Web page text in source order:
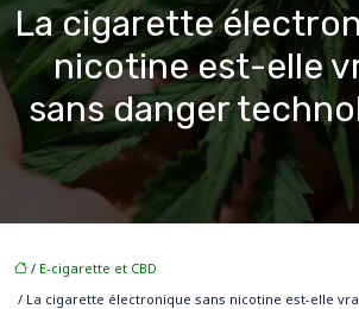
La cigarette
nicotine est-elle
sans danger
/ E-cigarette et CBD
/ La cigarette électronique sans nicotine est-elle